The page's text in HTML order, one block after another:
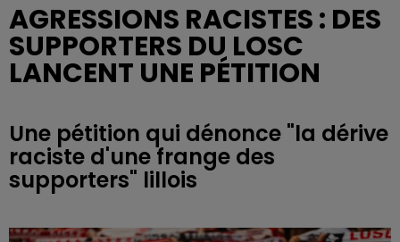
AGRESSIONS RACISTES : DES
SUPPORTERS DU LOSC
LANCENT UNE PÉTITION
Une pétition qui dénonce "la dérive
raciste d'une frange des
supporters" lillois